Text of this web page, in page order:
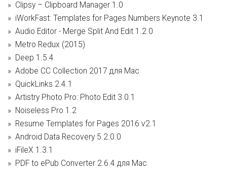
Clipsy – Clipboard Manager 1.0
iWorkFast: Templates for Pages Numbers Keynote 3.1
Audio Editor - Merge Split And Edit 1.2.0
Metro Redux (2015)
Deep 1.5.4
Adobe CC Collection 2017 для Mac
QuickLinks 2.4.1
Artistry Photo Pro: Photo Edit 3.0.1
Noiseless Pro 1.2
Resume Templates for Pages 2016 v2.1
Android Data Recovery 5.2.0.0
iFileX 1.3.1
PDF to ePub Converter 2.6.4 для Mac